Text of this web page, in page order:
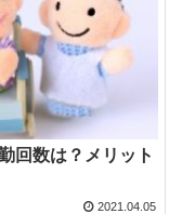
回数は？メリット
2021.04.05